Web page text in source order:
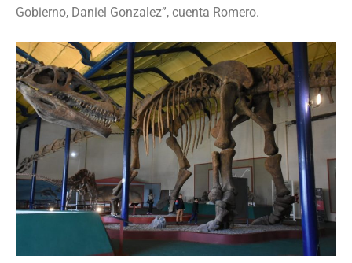
Gobierno, Daniel Gonzalez”, cuenta Romero.